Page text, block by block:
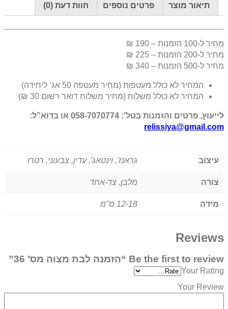
תיאור מוצר פרטים נוספים חוות דעת (0)
מחיר ל-100 הזמנות – 190 ₪
מחיר ל-200 הזמנות – 225 ₪
מחיר ל-500 הזמנות – 340 ₪
המחיר לא כולל מעטפות (מחיר מעטפה 50 אג’ ליחידה)
המחיר לא כולל משלוח (מחיר משלוח דואר רשום 30 ₪)
לייעוץ, פרטים והזמנות בטל’: 058-7070774 או בדוא”ל:
relissiya@gmail.com
עיצוב גראנז', וינטאג', עדין, צבעוני, רטרו
צורה מלבן, צד-אחד
מידה 12-18 ס"מ
Reviews
Be the first to review “הזמנה לבת מצוה מס’ 36”
Your Rating
Your Review